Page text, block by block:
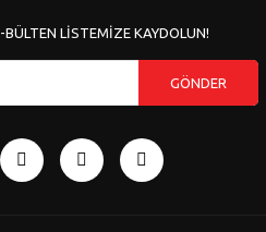
LİSTEMİZE KAYDOLUN!
GÖNDER